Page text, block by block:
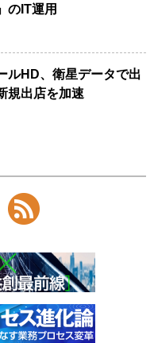
のIT運用
ルHD、衛星データで出
規出店を加速